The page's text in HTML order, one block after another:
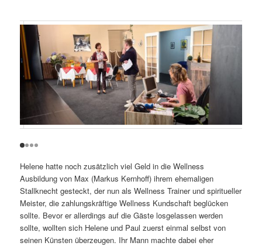
Helene hatte noch zusätzlich viel Geld in die Wellness
Ausbildung von Max (Markus Kernhoff) ihrem ehemaligen
Stallknecht gesteckt, der nun als Wellness Trainer und spiritueller
Meister, die zahlungskräftige Wellness Kundschaft beglücken
sollte. Bevor er allerdings auf die Gäste losgelassen werden
sollte, wollten sich Helene und Paul zuerst einmal selbst von
seinen Künsten überzeugen. Ihr Mann machte dabei eher